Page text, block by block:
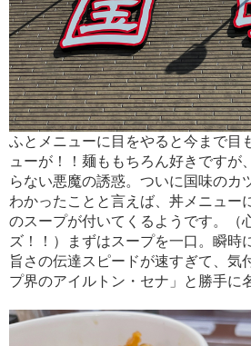
ふとメニューに目をやると今まで目
ューが！！麺ももちろん好きですが
らない悪魔の誘惑。ついに国味のカ
わかったことと言えば、丼メニュー
のスープが付いてくるようです。（
ズ！！）まずはスープを一口。瞬時
旨さの伝達スピードが速すぎて、気
プ界のアイルトン・セナ」と勝手に